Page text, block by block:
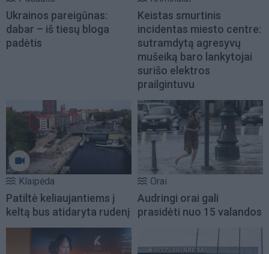
Ukrainos pareigūnas:
dabar – iš tiesų bloga
padėtis
Keistas smurtinis
incidentas miesto centre:
sutramdytą agresyvų
mušeiką baro lankytojai
surišo elektros
prailgintuvu
Klaipėda
Patiltė keliaujantiems į
keltą bus atidaryta rudenį
Orai
Audringi orai gali
prasidėti nuo 15 valandos